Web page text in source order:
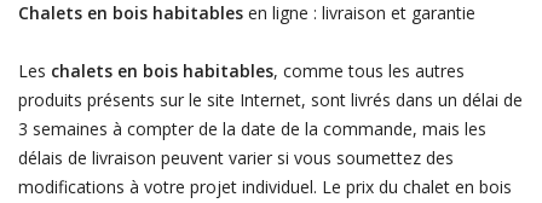
Chalets en bois habitablesen ligne : livraison et garantie
Les chalets en bois habitables, comme tous les autres
produits présents sur le site Internet, sont livrés dans un délai de
3 semaines à compter de la date de la commande, mais les
délais de livraison peuvent varier si vous soumettez des
modifications à votre projet individuel. Le prix du chalet en bois